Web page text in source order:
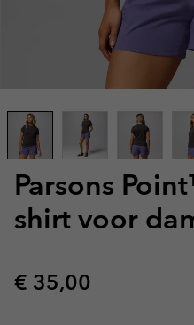
Parsons
shirt voor
Regular price:
€ 35,00